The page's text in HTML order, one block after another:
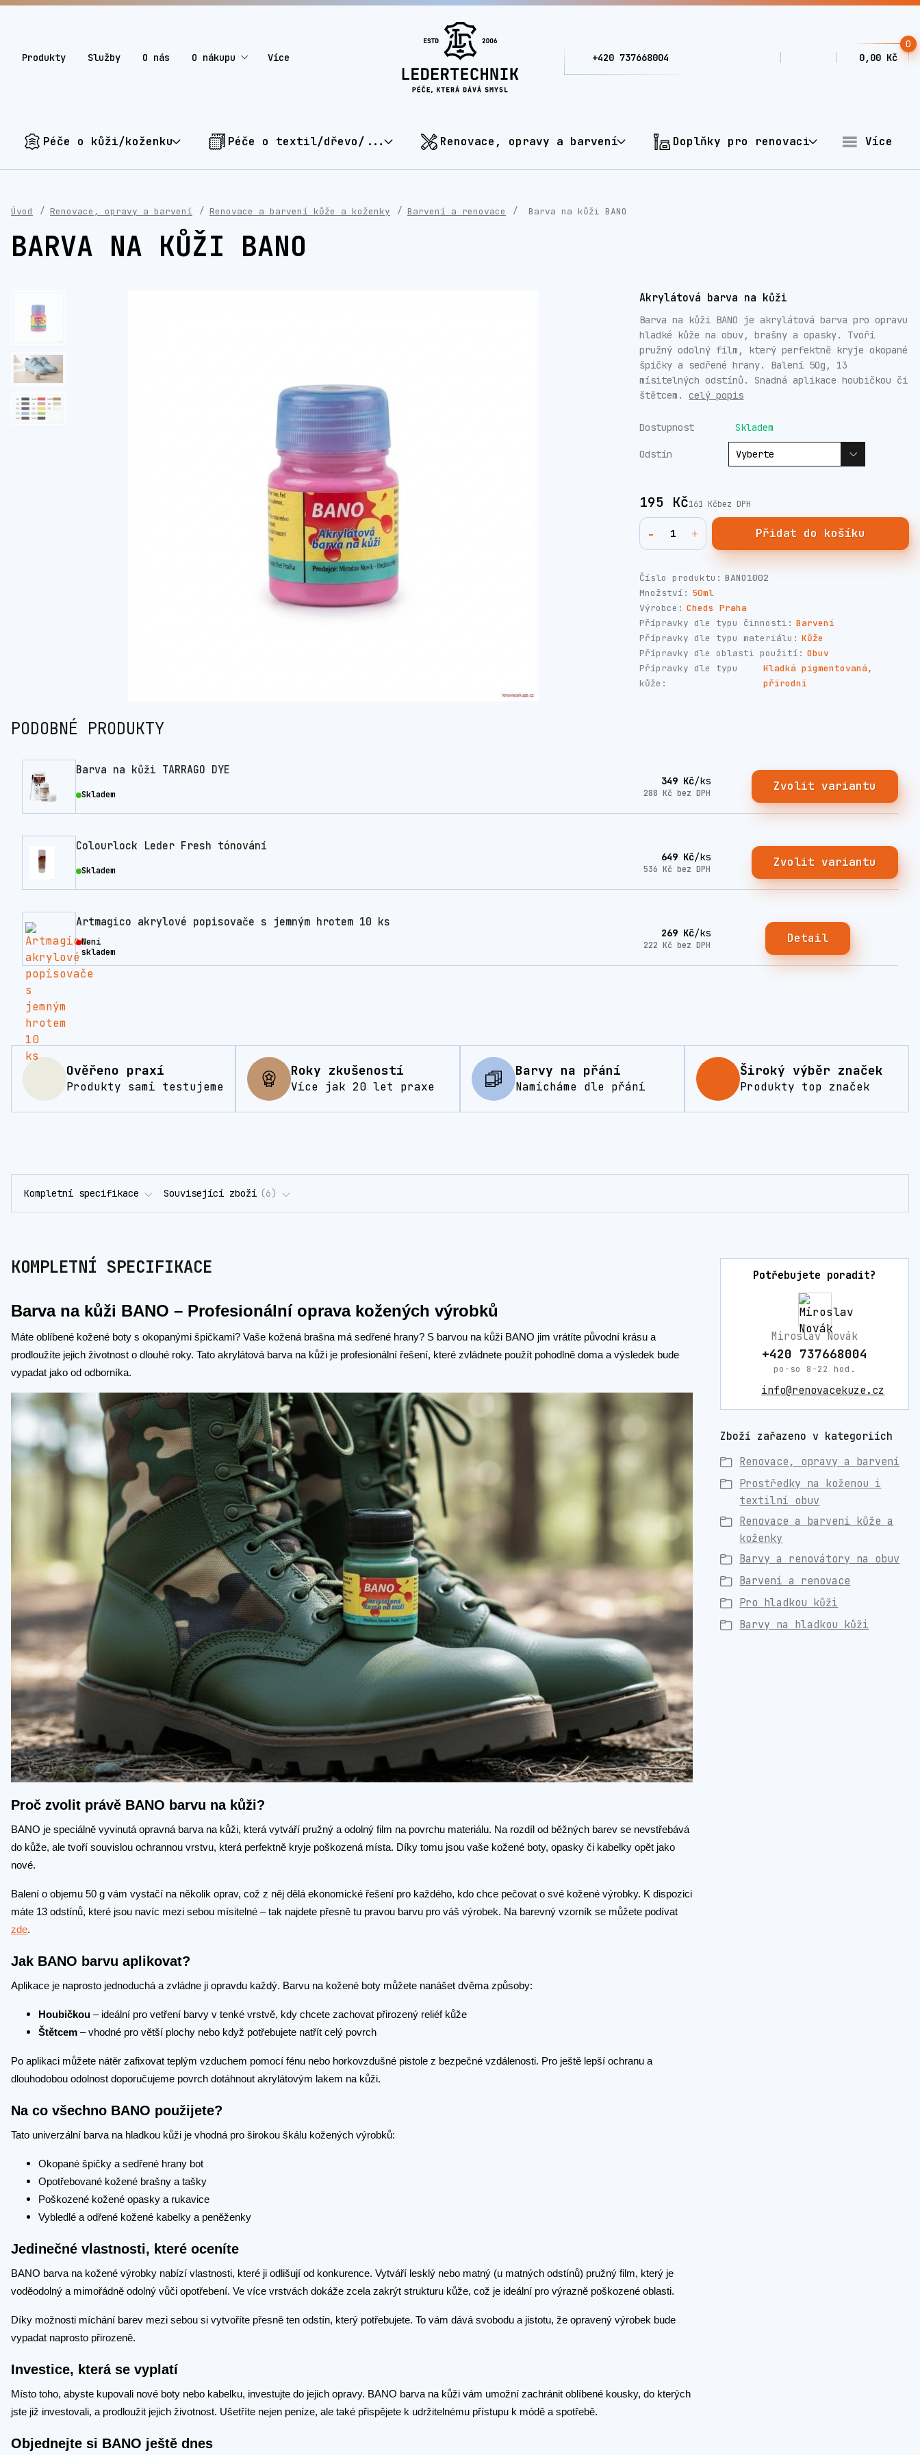
Produkty Služby O nás O nákupu Více
0
0,00 Kč
+420 737668004
Péče o kůži/koženku Péče o textil/dřevo/... Renovace, opravy a barvení Doplňky pro renovaci Více
Úvod Renovace, opravy a barvení Renovace a barvení kůže a koženky Barvení a renovace Barva na kůži BANO
BARVA NA KŮŽI BANO
Akrylátová barva na kůži
Barva na kůži BANO je akrylátová barva pro opravu
hladké kůže na obuv, brašny a opasky. Tvoří
pružný odolný film, který perfektně kryje okopané
špičky a sedřené hrany. Balení 50g, 13
mísitelných odstínů. Snadná aplikace houbičkou či
štětcem.celý popis
Dostupnost Skladem
Odstín
195 Kč161 Kčbez DPH
Přidat do košíku
Číslo produktu: BANO1002
Množství: 50ml
Výrobce: Cheds Praha
Přípravky dle typu činnosti: Barvení
Přípravky dle typu materiálu: Kůže
Přípravky dle oblasti použití: Obuv
Přípravky dle typu
kůže:
Hladká pigmentovaná,
přírodní
PODOBNÉ PRODUKTY
Barva na kůži TARRAGO DYE
349 Kč/ks
288 Kč bez DPH
Skladem
Zvolit variantu
Colourlock Leder Fresh tónování
649 Kč/ks
536 Kč bez DPH
Skladem
Zvolit variantu
Artmagico akrylové popisovače s jemným hrotem 10 ks
269 Kč/ks
222 Kč bez DPH
Není
skladem
Detail
Ověřeno praxí
Produkty sami testujeme
Roky zkušeností
Více jak 20 let praxe
Barvy na přání
Namícháme dle přání
Široký výběr značek
Produkty top značek
Kompletní specifikace Související zboží 6
KOMPLETNÍ SPECIFIKACE
Barva na kůži BANO – Profesionální oprava kožených výrobků
Máte oblíbené kožené boty s okopanými špičkami? Vaše kožená brašna má sedřené hrany? S barvou na kůži BANO jim vrátíte původní krásu a
prodloužíte jejich životnost o dlouhé roky. Tato akrylátová barva na kůži je profesionální řešení, které zvládnete použít pohodlně doma a výsledek bude
vypadat jako od odborníka.
Proč zvolit právě BANO barvu na kůži?
BANO je speciálně vyvinutá opravná barva na kůži, která vytváří pružný a odolný film na povrchu materiálu. Na rozdíl od běžných barev se nevstřebává
do kůže, ale tvoří souvislou ochrannou vrstvu, která perfektně kryje poškozená místa. Díky tomu jsou vaše kožené boty, opasky či kabelky opět jako
nové.
Balení o objemu 50 g vám vystačí na několik oprav, což z něj dělá ekonomické řešení pro každého, kdo chce pečovat o své kožené výrobky. K dispozici
máte 13 odstínů, které jsou navíc mezi sebou mísitelné – tak najdete přesně tu pravou barvu pro váš výrobek. Na barevný vzorník se můžete podívat
zde.
Jak BANO barvu aplikovat?
Aplikace je naprosto jednoduchá a zvládne ji opravdu každý. Barvu na kožené boty můžete nanášet dvěma způsoby:
Houbičkou – ideální pro vetření barvy v tenké vrstvě, kdy chcete zachovat přirozený reliéf kůže
Štětcem – vhodné pro větší plochy nebo když potřebujete natřít celý povrch
Po aplikaci můžete nátěr zafixovat teplým vzduchem pomocí fénu nebo horkovzdušné pistole z bezpečné vzdálenosti. Pro ještě lepší ochranu a
dlouhodobou odolnost doporučujeme povrch dotáhnout akrylátovým lakem na kůži.
Na co všechno BANO použijete?
Tato univerzální barva na hladkou kůži je vhodná pro širokou škálu kožených výrobků:
Okopané špičky a sedřené hrany bot
Opotřebované kožené brašny a tašky
Poškozené kožené opasky a rukavice
Vybledlé a odřené kožené kabelky a peněženky
Jedinečné vlastnosti, které oceníte
BANO barva na kožené výrobky nabízí vlastnosti, které ji odlišují od konkurence. Vytváří lesklý nebo matný (u matných odstínů) pružný film, který je
voděodolný a mimořádně odolný vůči opotřebení. Ve více vrstvách dokáže zcela zakrýt strukturu kůže, což je ideální pro výrazně poškozené oblasti.
Díky možnosti míchání barev mezi sebou si vytvoříte přesně ten odstín, který potřebujete. To vám dává svobodu a jistotu, že opravený výrobek bude
vypadat naprosto přirozeně.
Investice, která se vyplatí
Místo toho, abyste kupovali nové boty nebo kabelku, investujte do jejich opravy. BANO barva na kůži vám umožní zachránit oblíbené kousky, do kterých
jste již investovali, a prodloužit jejich životnost. Ušetříte nejen peníze, ale také přispějete k udržitelnému přístupu k módě a spotřebě.
Objednejte si BANO ještě dnes
Potřebujete poradit?
Miroslav Novák
+420 737668004
po-so 8-22 hod.
info@renovacekuze.cz
Zboží zařazeno v kategoriích
Renovace, opravy a barvení
Prostředky na koženou i
textilní obuv
Renovace a barvení kůže a
koženky
Barvy a renovátory na obuv
Barvení a renovace
Pro hladkou kůži
Barvy na hladkou kůži